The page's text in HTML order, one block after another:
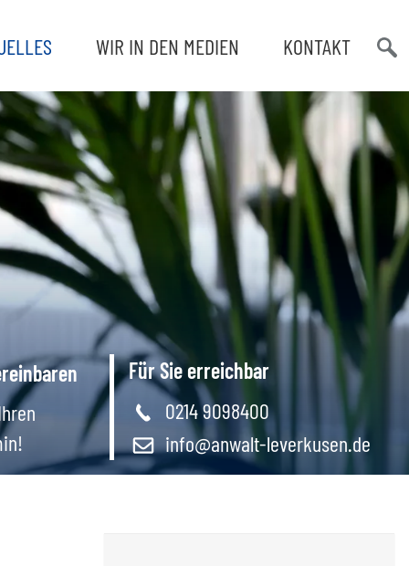
WIR IN DEN MEDIEN KONTAKT
Für Sie erreichbar
0214 9098400
info@anwalt-leverkusen.de